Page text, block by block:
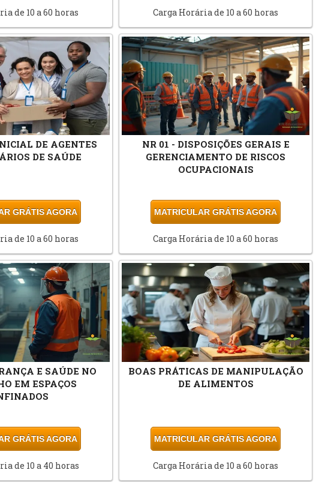
de 10 a 60 horas Carga Horária de 10 a 60 horas
DE AGENTES
DE SAÚDE
GRÁTIS AGORA
de 10 a 60 horas
NR 01 - DISPOSIÇÕES GERAIS E
GERENCIAMENTO DE RISCOS
OCUPACIONAIS
MATRICULAR GRÁTIS AGORA
Carga Horária de 10 a 60 horas
E SAÚDE NO
EM ESPAÇOS
GRÁTIS AGORA
de 10 a 40 horas
BOAS PRÁTICAS DE MANIPULAÇÃO
DE ALIMENTOS
MATRICULAR GRÁTIS AGORA
Carga Horária de 10 a 60 horas